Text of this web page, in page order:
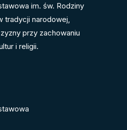
im. św. Rodziny
tradycji narodowej,
przy zachowaniu
i religii.